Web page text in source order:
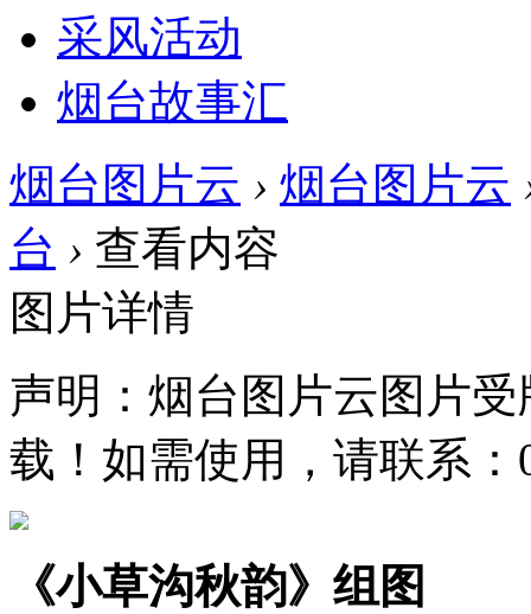
采风活动
烟台故事汇
烟台图片云 › 烟台图片云
台 › 查看内容
图片详情
声明：烟台图片云图片
载！如需使用，请联系：
《小草沟秋韵》组图